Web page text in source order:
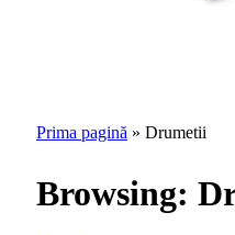
Prima pagină » Drumetii
Browsing: